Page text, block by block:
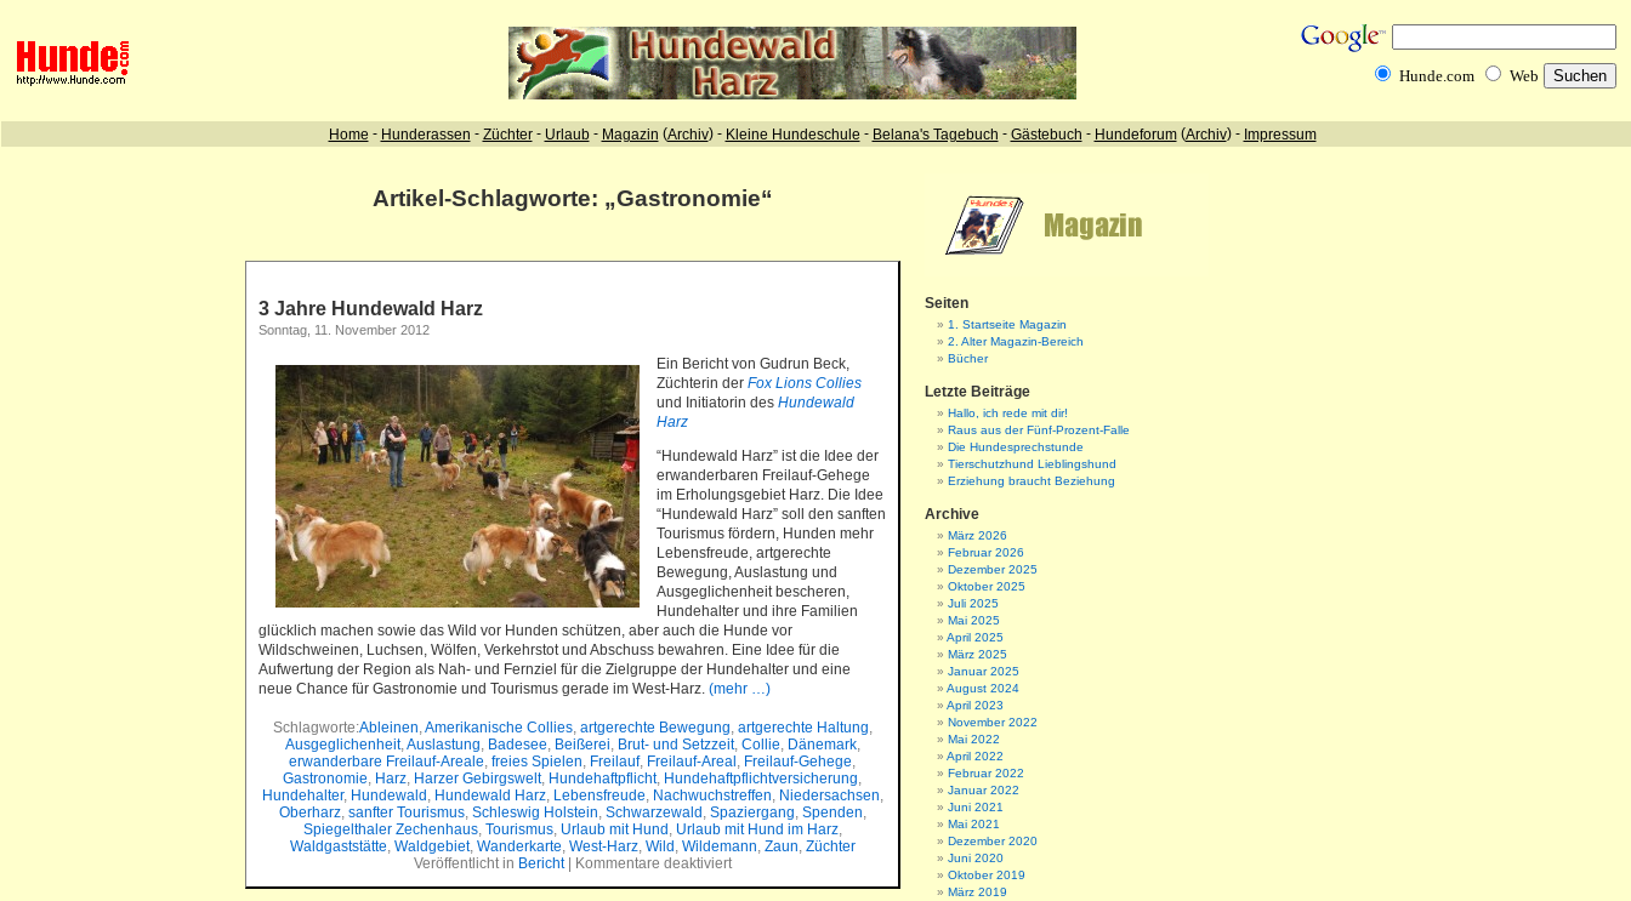
Artikel-Schlagworte: „Gastronomie“
3 Jahre Hundewald Harz
Sonntag, 11. November 2012
Ein Bericht von Gudrun Beck,
Züchterin der Fox Lions Collies
und Initiatorin des Hundewald
Harz
“Hundewald Harz” ist die Idee der
erwanderbaren Freilauf-Gehege
im Erholungsgebiet Harz. Die Idee
“Hundewald Harz” soll den sanften
Tourismus fördern, Hunden mehr
Lebensfreude, artgerechte
Bewegung, Auslastung und
Ausgeglichenheit bescheren,
Hundehalter und ihre Familien
glücklich machen sowie das Wild vor Hunden schützen, aber auch die Hunde vor
Wildschweinen, Luchsen, Wölfen, Verkehrstot und Abschuss bewahren. Eine Idee für die
Aufwertung der Region als Nah- und Fernziel für die Zielgruppe der Hundehalter und eine
neue Chance für Gastronomie und Tourismus gerade im West-Harz. (mehr …)
Schlagworte:Ableinen,Amerikanische Collies, artgerechte Bewegung, artgerechte Haltung,
Ausgeglichenheit,Auslastung, Badesee, Beißerei, Brut- und Setzzeit, Collie, Dänemark,
erwanderbare Freilauf-Areale, freies Spielen, Freilauf, Freilauf-Areal , Freilauf-Gehege,
Gastronomie, Harz, Harzer Gebirgswelt, Hundehaftpflicht, Hundehaftpflichtversicherung,
Hundehalter, Hundewald , Hundewald Harz, Lebensfreude, Nachwuchstreffen, Niedersachsen,
Oberharz, sanfter Tourismus, Schleswig Holstein, Schwarzewald , Spaziergang, Spenden,
Spiegelthaler Zechenhaus, Tourismus, Urlaub mit Hund , Urlaub mit Hund im Harz,
Waldgaststätte, Waldgebiet, Wanderkarte, West-Harz, Wild , Wildemann, Zaun, Züchter
Veröffentlicht in Bericht| Kommentare deaktiviert
Seiten
1. Startseite Magazin
2. Alter Magazin-Bereich
Bücher
Letzte Beiträge
Hallo, ich rede mit dir!
Raus aus der Fünf-Prozent-Falle
Die Hundesprechstunde
Tierschutzhund Lieblingshund
Erziehung braucht Beziehung
Archive
März 2026
Februar 2026
Dezember 2025
Oktober 2025
Juli 2025
Mai 2025
April 2025
März 2025
Januar 2025
August 2024
April 2023
November 2022
Mai 2022
April 2022
Februar 2022
Januar 2022
Juni 2021
Mai 2021
Dezember 2020
Juni 2020
Oktober 2019
März 2019